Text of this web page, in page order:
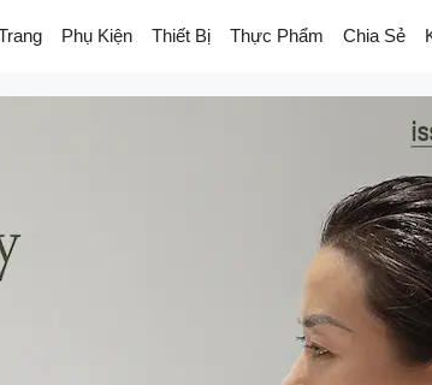
Phụ Kiện Thiết Bị Thực Phẩm Chia Sẻ